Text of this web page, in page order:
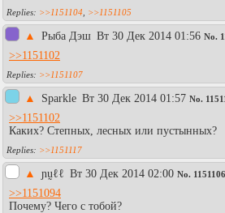
>>1151104 >>1151105
▲ Рыба Дэш Вт 30 Дек 2014 01:56 No.
>>1151102
>>1151107
▲ Sparkle Вт 30 Дек 2014 01:57 No.
>>1151102
Каких? Степных, лесных или пустынных?
>>1151117
▲ ɲṵℓℓ Вт 30 Дек 2014 02:00 No. 1151106
>>1151094
Почему? Чего с тобой?